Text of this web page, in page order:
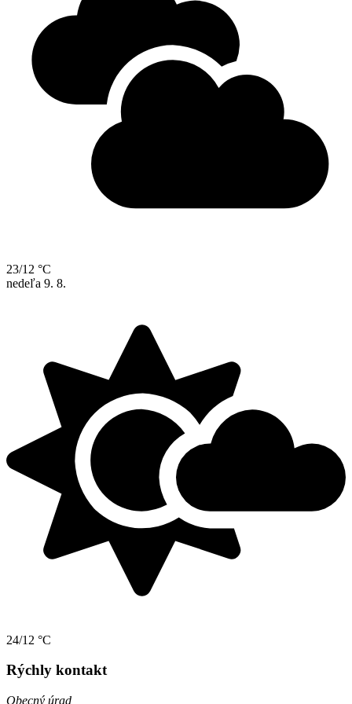
23/12 °C
nedeľa 9. 8.
24/12 °C
Rýchly kontakt
Obecný úrad